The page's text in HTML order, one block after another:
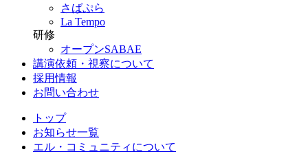
さばぷら
La Tempo
研修
オープンSABAE
講演依頼・視察について
採用情報
お問い合わせ
トップ
お知らせ一覧
エル・コミュニティについて